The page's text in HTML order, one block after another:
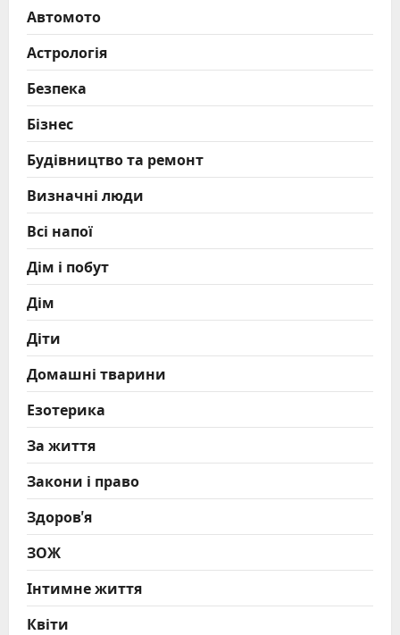
Автомото
Астрологія
Безпека
Бізнес
Будівництво та ремонт
Визначні люди
Всі напої
Дім і побут
Дім
Діти
Домашні тварини
Езотерика
За життя
Закони і право
Здоров'я
ЗОЖ
Інтимне життя
Квіти